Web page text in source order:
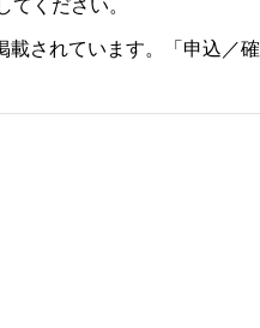
ください。
されています。「申込／確